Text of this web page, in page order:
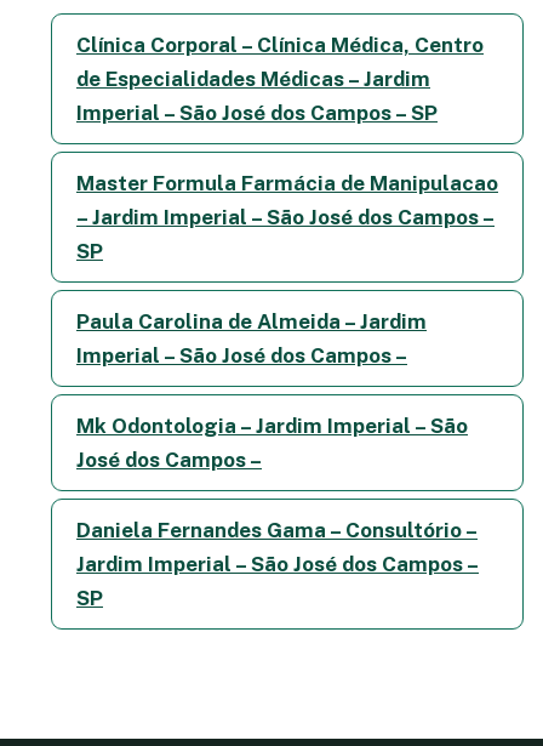
Clínica Corporal – Clínica Médica, Centro
de Especialidades Médicas – Jardim
Imperial – São José dos Campos – SP
Master Formula Farmácia de Manipulacao
– Jardim Imperial – São José dos Campos –
SP
Paula Carolina de Almeida – Jardim
Imperial – São José dos Campos –
Mk Odontologia – Jardim Imperial – São
José dos Campos –
Daniela Fernandes Gama – Consultório –
Jardim Imperial – São José dos Campos –
SP